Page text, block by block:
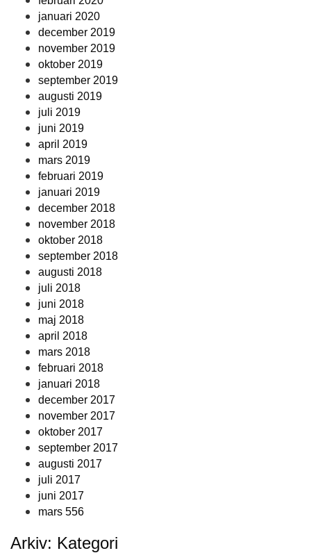
januari 2020
december 2019
november 2019
oktober 2019
september 2019
augusti 2019
juli 2019
juni 2019
april 2019
mars 2019
februari 2019
januari 2019
december 2018
november 2018
oktober 2018
september 2018
augusti 2018
juli 2018
juni 2018
maj 2018
april 2018
mars 2018
februari 2018
januari 2018
december 2017
november 2017
oktober 2017
september 2017
augusti 2017
juli 2017
juni 2017
mars 556
Arkiv: Kategori